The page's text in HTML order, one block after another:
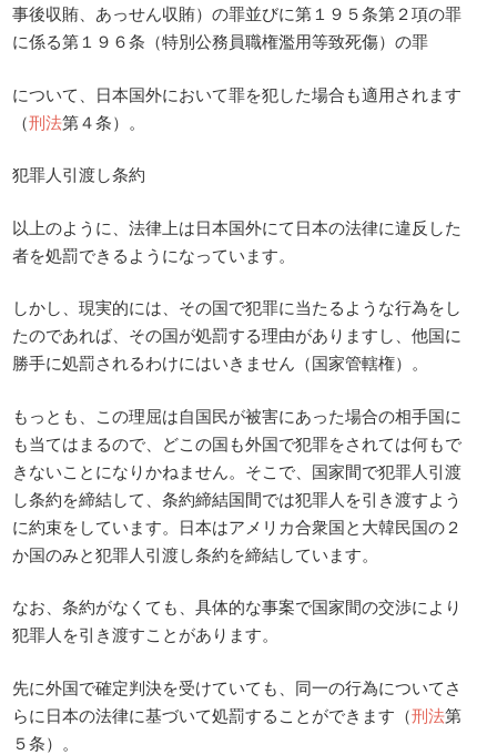
事後収賄、あっせん収賄）の罪並びに第１９５条第２項の罪
に係る第１９６条（特別公務員職権濫用等致死傷）の罪
について、日本国外において罪を犯した場合も適用されます
（刑法第４条）。
犯罪人引渡し条約
以上のように、法律上は日本国外にて日本の法律に違反した
者を処罰できるようになっています。
しかし、現実的には、その国で犯罪に当たるような行為をし
たのであれば、その国が処罰する理由がありますし、他国に
勝手に処罰されるわけにはいきません（国家管轄権）。
もっとも、この理屈は自国民が被害にあった場合の相手国に
も当てはまるので、どこの国も外国で犯罪をされては何もで
きないことになりかねません。そこで、国家間で犯罪人引渡
し条約を締結して、条約締結国間では犯罪人を引き渡すよう
に約束をしています。日本はアメリカ合衆国と大韓民国の２
か国のみと犯罪人引渡し条約を締結しています。
なお、条約がなくても、具体的な事案で国家間の交渉により
犯罪人を引き渡すことがあります。
先に外国で確定判決を受けていても、同一の行為についてさ
らに日本の法律に基づいて処罰することができます（刑法第
５条）。